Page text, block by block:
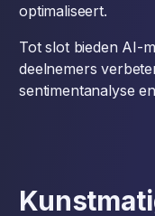
optimaliseert.
Tot slot bieden AI-
deelnemers
sentimentanalyse